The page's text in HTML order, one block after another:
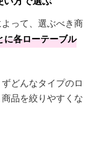
って、選ぶべき商
に各ローテーブル
どんなタイプのロ
品を絞りやすくな